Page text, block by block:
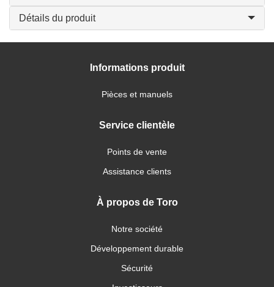
Détails du produit
Informations produit
Pièces et manuels
Service clientèle
Points de vente
Assistance clients
À propos de Toro
Notre société
Développement durable
Sécurité